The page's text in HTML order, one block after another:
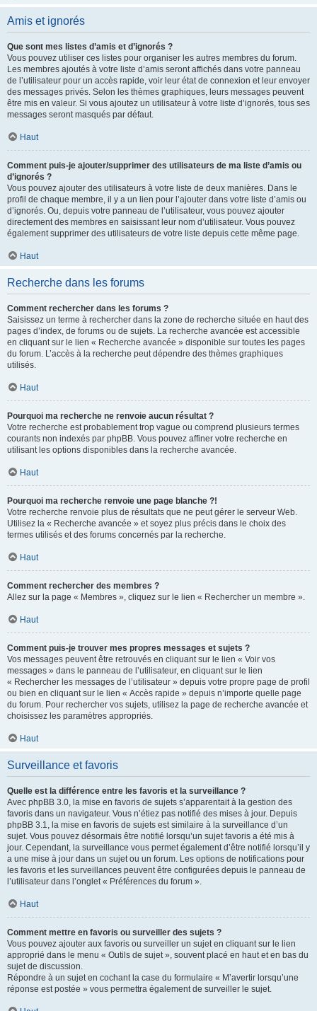
Amis et ignorés
Que sont mes listes d’amis et d’ignorés ?
Vous pouvez utiliser ces listes pour organiser les autres membres du forum.
Les membres ajoutés à votre liste d’amis seront affichés dans votre panneau
de l’utilisateur pour un accès rapide, voir leur état de connexion et leur envoyer
des messages privés. Selon les thèmes graphiques, leurs messages peuvent
être mis en valeur. Si vous ajoutez un utilisateur à votre liste d’ignorés, tous ses
messages seront masqués par défaut.
Haut
Comment puis-je ajouter/supprimer des utilisateurs de ma liste d’amis ou
d’ignorés ?
Vous pouvez ajouter des utilisateurs à votre liste de deux manières. Dans le
profil de chaque membre, il y a un lien pour l’ajouter dans votre liste d’amis ou
d’ignorés. Ou, depuis votre panneau de l’utilisateur, vous pouvez ajouter
directement des membres en saisissant leur nom d’utilisateur. Vous pouvez
également supprimer des utilisateurs de votre liste depuis cette même page.
Haut
Recherche dans les forums
Comment rechercher dans les forums ?
Saisissez un terme à rechercher dans la zone de recherche située en haut des
pages d’index, de forums ou de sujets. La recherche avancée est accessible
en cliquant sur le lien « Recherche avancée » disponible sur toutes les pages
du forum. L’accès à la recherche peut dépendre des thèmes graphiques
utilisés.
Haut
Pourquoi ma recherche ne renvoie aucun résultat ?
Votre recherche est probablement trop vague ou comprend plusieurs termes
courants non indexés par phpBB. Vous pouvez affiner votre recherche en
utilisant les options disponibles dans la recherche avancée.
Haut
Pourquoi ma recherche renvoie une page blanche ?!
Votre recherche renvoie plus de résultats que ne peut gérer le serveur Web.
Utilisez la « Recherche avancée » et soyez plus précis dans le choix des
termes utilisés et des forums concernés par la recherche.
Haut
Comment rechercher des membres ?
Allez sur la page « Membres », cliquez sur le lien « Rechercher un membre ».
Haut
Comment puis-je trouver mes propres messages et sujets ?
Vos messages peuvent être retrouvés en cliquant sur le lien « Voir vos
messages » dans le panneau de l’utilisateur, en cliquant sur le lien
« Rechercher les messages de l’utilisateur » depuis votre propre page de profil
ou bien en cliquant sur le lien « Accès rapide » depuis n’importe quelle page
du forum. Pour rechercher vos sujets, utilisez la page de recherche avancée et
choisissez les paramètres appropriés.
Haut
Surveillance et favoris
Quelle est la différence entre les favoris et la surveillance ?
Avec phpBB 3.0, la mise en favoris de sujets s’apparentait à la gestion des
favoris dans un navigateur. Vous n’étiez pas notifié des mises à jour. Depuis
phpBB 3.1, la mise en favoris de sujets est similaire à la surveillance d’un
sujet. Vous pouvez désormais être notifié lorsqu’un sujet favoris a été mis à
jour. Cependant, la surveillance vous permet également d’être notifié lorsqu’il y
a une mise à jour dans un sujet ou un forum. Les options de notifications pour
les favoris et les surveillances peuvent être configurées depuis le panneau de
l’utilisateur dans l’onglet « Préférences du forum ».
Haut
Comment mettre en favoris ou surveiller des sujets ?
Vous pouvez ajouter aux favoris ou surveiller un sujet en cliquant sur le lien
approprié dans le menu « Outils de sujet », souvent placé en haut et en bas du
sujet de discussion.
Répondre à un sujet en cochant la case du formulaire « M’avertir lorsqu’une
réponse est postée » vous permettra également de surveiller le sujet.